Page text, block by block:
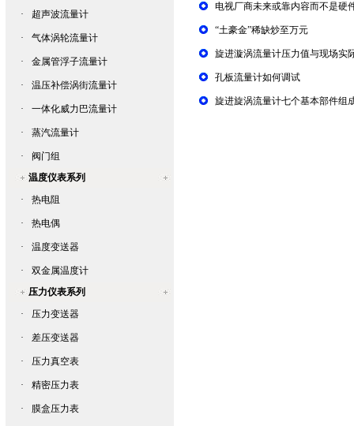
· 超声波流量计
· 气体涡轮流量计
· 金属管浮子流量计
· 温压补偿涡街流量计
· 一体化威力巴流量计
· 蒸汽流量计
·
阀门组
温度仪表系列
·
热电阻
· 热电偶
· 温度变送器
·
双金属温度计
压力仪表系列
·
压力变送器
· 差压变送器
· 压力真空表
· 精密压力表
· 膜盒压力表
电视厂商未来或靠内容而不是硬
“土豪金”稀缺炒至万元
旋进漩涡流量计压力值与现场实
孔板流量计如何调试
旋进旋涡流量计七个基本部件组